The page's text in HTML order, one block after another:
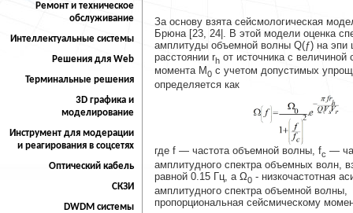
Ремонт и техническое
обслуживание
Интеллектуальные системы
Решения для Web
Терминальные решения
3D графика и
моделирование
Инструмент для модерации
и реагирования в соцсетях
Оптический кабель
СКЗИ
DWDM системы
За основу взята сейсмологическая
Брюна [23, 24|. В этой модели оценка
амплитуды объемной волны Q(ƒ) на эпи
расстоянии rh от источника с величиной
момента M0 с учетом допустимых
определяется как
где f — частота объемной волны, fc —
амплитудного спектра объемных волн,
равной 0.15 Гц, a Ω0 - низкочастотная
амплитудного спектра объемной волны,
пропорциональная сейсмическому